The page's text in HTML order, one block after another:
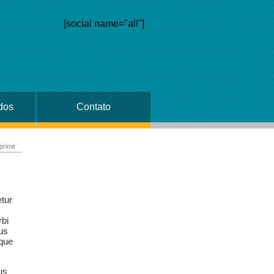
[social name="all"]
Contato